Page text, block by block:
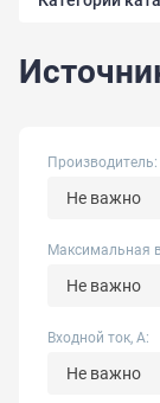
Производитель:
Не важно
Максимальная
Не важно
Входной ток, А:
Не важно